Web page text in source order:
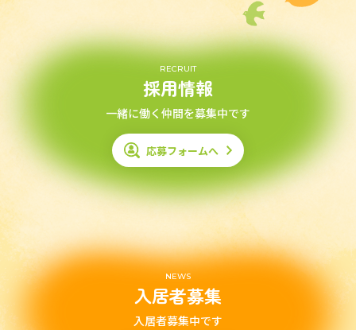
RECRUIT
採用情報
一緒に働く仲間を募集中です
応募フォームへ
NEWS
入居者募集
入居者募集中です